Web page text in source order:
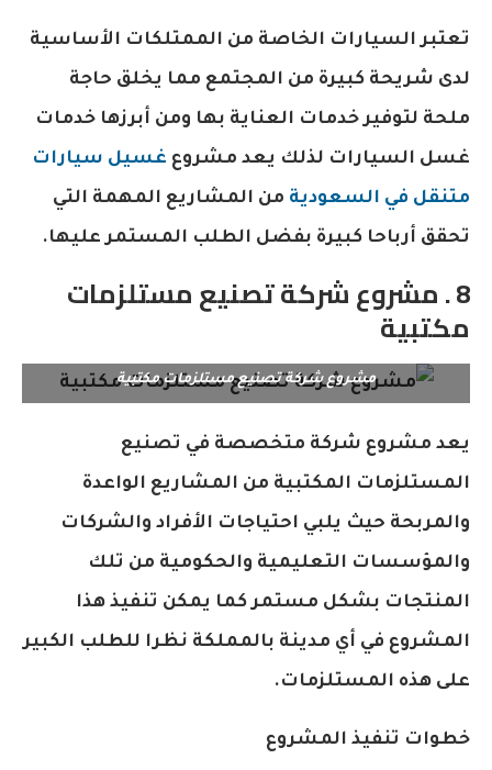
تعتبر السيارات الخاصة من الممتلكات الأساسية
لدى شريحة كبيرة من المجتمع مما يخلق حاجة
ملحة لتوفير خدمات العناية بها ومن أبرزها خدمات
غسل السيارات لذلك يعد مشروع غسيل سيارات
متنقل في السعودية من المشاريع المهمة التي
تحقق أرباحا كبيرة بفضل الطلب المستمر عليها.
8 . مشروع شركة تصنيع مستلزمات
مكتبية
مشروع شركة تصنيع مستلزمات مكتبية
يعد مشروع شركة متخصصة في تصنيع
المستلزمات المكتبية من المشاريع الواعدة
والمربحة حيث يلبي احتياجات الأفراد والشركات
والمؤسسات التعليمية والحكومية من تلك
المنتجات بشكل مستمر كما يمكن تنفيذ هذا
المشروع في أي مدينة بالمملكة نظرا للطلب الكبير
على هذه المستلزمات.
خطوات تنفيذ المشروع